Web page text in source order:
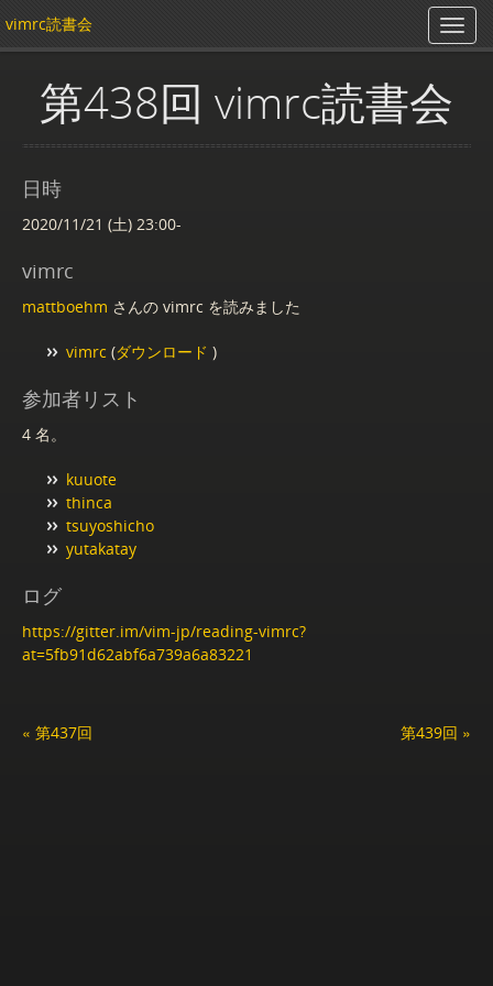
vimrc読書会
第438回 vimrc読書会
日時
2020/11/21 (土) 23:00-
vimrc
mattboehm さんの vimrc を読みました
vimrc (ダウンロード )
参加者リスト
4 名。
kuuote
thinca
tsuyoshicho
yutakatay
ログ
https://gitter.im/vim-jp/reading-vimrc?
at=5fb91d62abf6a739a6a83221
« 第437回 第439回 »